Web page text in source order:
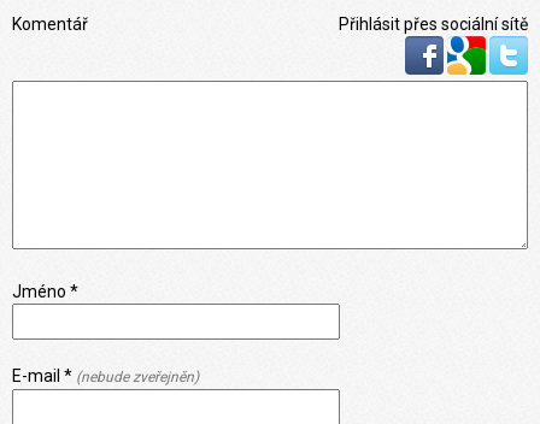
Přihlásit přes sociální sítě
Komentář
Jméno *
E-mail * (nebude zveřejněn)